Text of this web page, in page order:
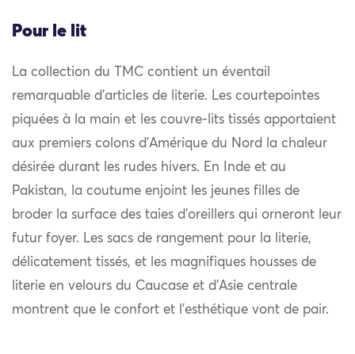
Pour le lit
La collection du TMC contient un éventail
remarquable d’articles de literie. Les courtepointes
piquées à la main et les couvre-lits tissés apportaient
aux premiers colons d’Amérique du Nord la chaleur
désirée durant les rudes hivers. En Inde et au
Pakistan, la coutume enjoint les jeunes filles de
broder la surface des taies d’oreillers qui orneront leur
futur foyer. Les sacs de rangement pour la literie,
délicatement tissés, et les magnifiques housses de
literie en velours du Caucase et d’Asie centrale
montrent que le confort et l’esthétique vont de pair.